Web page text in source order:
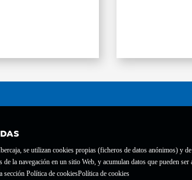
se utilizan cookies propias (ficheros de datos anónimos) y
la navegación en un sitio Web, y acumulan datos que pueden
sección Política de cookiesPolítica de cookies
1689.